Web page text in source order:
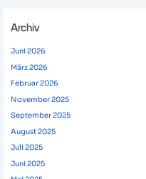
Archiv
Juni 2026
März 2026
Februar 2026
November 2025
September 2025
August 2025
Juli 2025
Juni 2025